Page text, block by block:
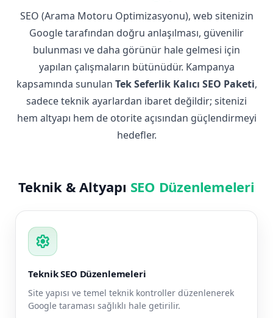
SEO (Arama Motoru Optimizasyonu), web sitenizin
Google tarafından doğru anlaşılması, güvenilir
bulunması ve daha görünür hale gelmesi için
yapılan çalışmaların bütünüdür. Kampanya
kapsamında sunulan Tek Seferlik Kalıcı SEO Paketi,
sadece teknik ayarlardan ibaret değildir; sitenizi
hem altyapı hem de otorite açısından güçlendirmeyi
hedefler.
Teknik & Altyapı SEO Düzenlemeleri
settings
Teknik SEO Düzenlemeleri
Site yapısı ve temel teknik kontroller düzenlenerek
Google taraması sağlıklı hale getirilir.